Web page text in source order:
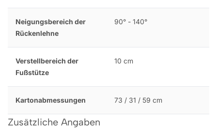
Neigungsbereich der
Rückenlehne
90° - 140°
Verstellbereich der
Fußstütze
10 cm
Kartonabmessungen 73 / 31 / 59 cm
Zusätzliche Angaben